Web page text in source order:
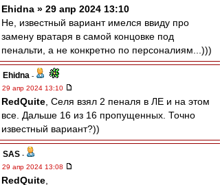
Ehidna » 29 апр 2024 13:10
Не, известный вариант имелся ввиду про
замену вратаря в самой концовке под
пенальти, а не конкретно по персоналиям...)))
Ehidna -
29 апр 2024 13:10
RedQuite , Селя взял 2 пеналя в ЛЕ и на этом
все. Дальше 16 из 16 пропущенных. Точно
известный вариант?))
SAS -
29 апр 2024 13:08
RedQuite